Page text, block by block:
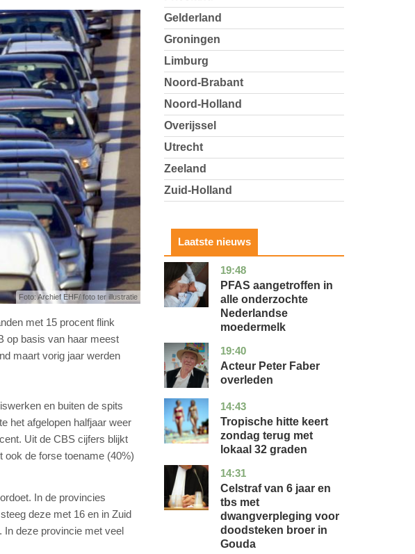
Foto: Archief EHF/ foto ter illustratie
met 15 procent flink
op basis van haar meest
maart vorig jaar werden
en buiten de spits
het afgelopen halfjaar weer
Uit de CBS cijfers blijkt
ook de forse toename (40%)
In de provincies
deze met 16 en in Zuid
In deze provincie met veel
Gelderland
Groningen
Limburg
Noord-Brabant
Noord-Holland
Overijssel
Utrecht
Zeeland
Zuid-Holland
Laatste nieuws
19:48
utrecht
gezondheid
PFAS aangetroffen in
alle onderzochte
Nederlandse
moedermelk
19:40
noord-
holland
glossy
Acteur Peter Faber
overleden
14:43
utrecht
nieuws
Tropische hitte keert
zondag terug met
lokaal 32 graden
14:31
zuid-
holland
nieuws
Celstraf van 6 jaar en
tbs met
dwangverpleging voor
doodsteken broer in
Gouda